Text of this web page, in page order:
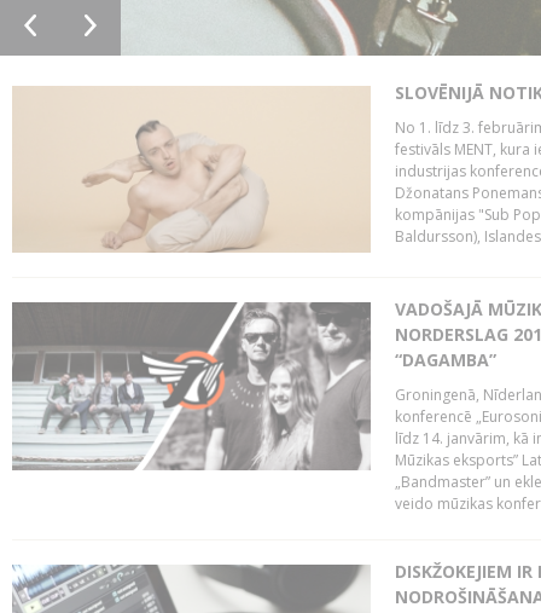
SLOVĒNIJĀ
No 1. līdz 3.
festivāls MENT, kura
industrijas
Džonatans
kompānijas "Sub
Baldursson),
VADOŠAJĀ
NORDERSLAG
“DAGAMBA”
Groningenā,
konferencē
līdz 14. janvārim, kā
Mūzikas eksports”
„Bandmaster” un
veido mūzikas
DISKŽOKEJIEM